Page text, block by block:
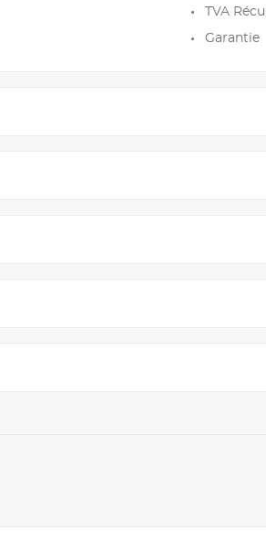
TVA
Garantie